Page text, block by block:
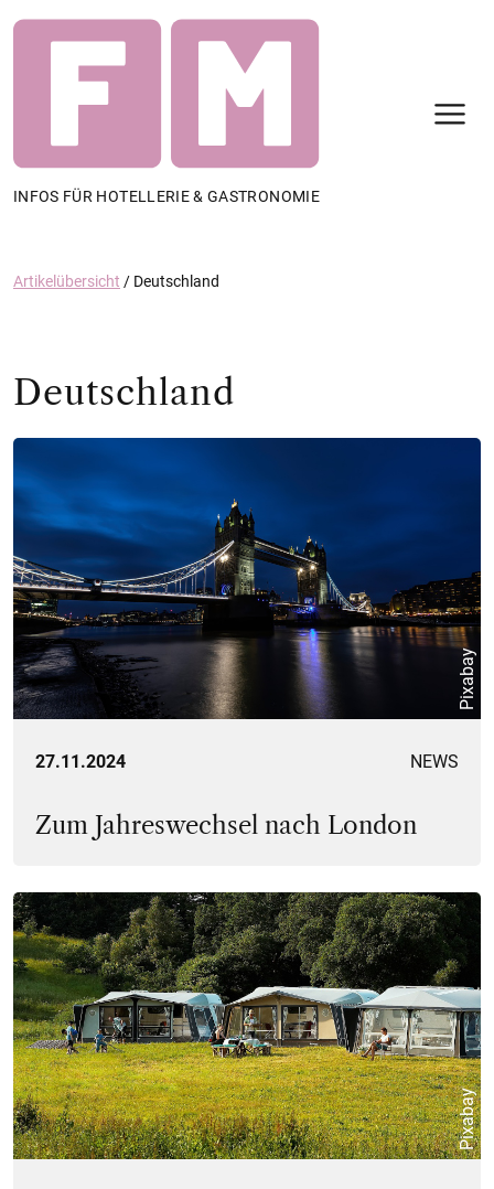
INFOS FÜR HOTELLERIE & GASTRONOMIE
Artikelübersicht / Deutschland
Deutschland
Pixabay
27.11.2024 NEWS
Zum Jahreswechsel nach London
Pixabay